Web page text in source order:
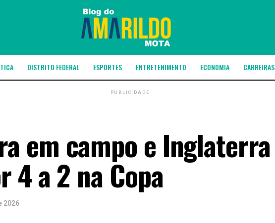
DISTRITO FEDERAL ESPORTES ENTRETENIMENTO ECONOMIA CARREIRAS
PUBLICIDADE
em campo e Inglaterra
4 a 2 na Copa
2026